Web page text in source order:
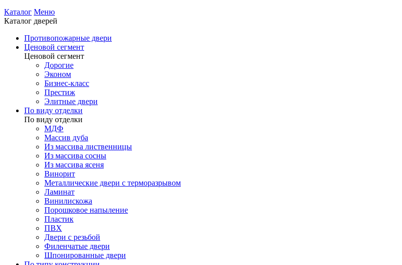
Каталог Меню
Каталог дверей
Противопожарные двери
Ценовой сегмент
Ценовой сегмент
Дорогие
Эконом
Бизнес-класс
Престиж
Элитные двери
По виду отделки
По виду отделки
МДФ
Массив дуба
Из массива лиственницы
Из массива сосны
Из массива ясеня
Винорит
Металлические двери с терморазрывом
Ламинат
Винилискожа
Порошковое напыление
Пластик
ПВХ
Двери с резьбой
Филенчатые двери
Шпонированные двери